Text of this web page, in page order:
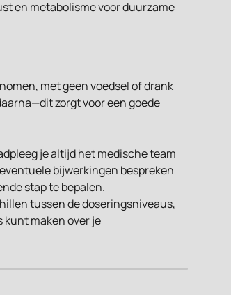
en metabolisme voor duurzame
met geen voedsel of drank
zorgt voor een goede
je altijd het medische team
bijwerkingen bespreken
stap te bepalen.
tussen de doseringsniveaus,
kunt maken over je